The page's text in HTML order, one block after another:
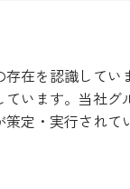
在を認識して
います。当社
定・実行され